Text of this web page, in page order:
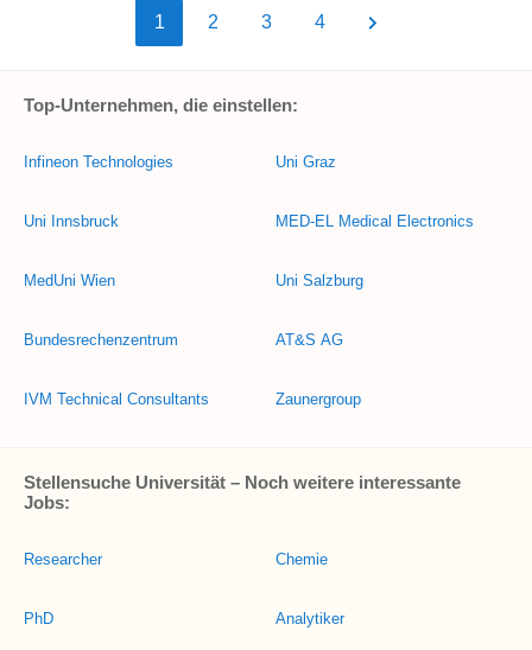
1 2 3 4
Top-Unternehmen, die einstellen:
Infineon Technologies
Uni Innsbruck
MedUni Wien
Bundesrechenzentrum
IVM Technical Consultants
Uni Graz
MED-EL Medical Electronics
Uni Salzburg
AT&S AG
Zaunergroup
Stellensuche Universität – Noch weitere interessante
Jobs:
Researcher
PhD
Chemie
Analytiker